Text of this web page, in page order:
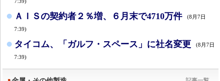
ＡＩＳの契約者２％増、６月末で4710万件 (8月7日
7:39)
タイコム、「ガルフ・スペース」に社名変更 (8月7日
7:39)